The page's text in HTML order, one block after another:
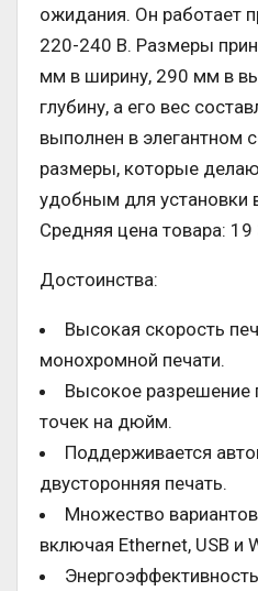
ожидания. Он работает
220-240 В. Размеры
мм в ширину, 290 мм в
глубину, а его вес
выполнен в элегантном
размеры, которые
удобным для установки
Средняя цена товара: 19
Достоинства:
Высокая скорость
монохромной печати.
Высокое разрешение
точек на дюйм.
Поддерживается
двусторонняя печать.
Множество
включая Ethernet, USB и